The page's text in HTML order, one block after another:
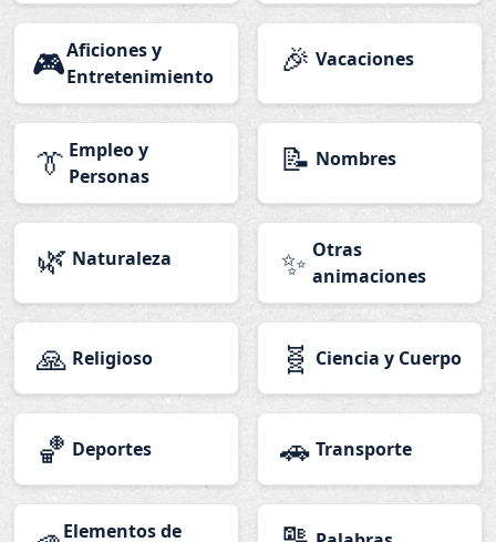
🎮Aficiones y
Entretenimiento
🎉 Vacaciones
👔 Empleo y
Personas
📝 Nombres
🌿 Naturaleza ✨ Otras
animaciones
🙏 Religioso 🧬 Ciencia y Cuerpo
🏀 Deportes 🚗 Transporte
Elementos de